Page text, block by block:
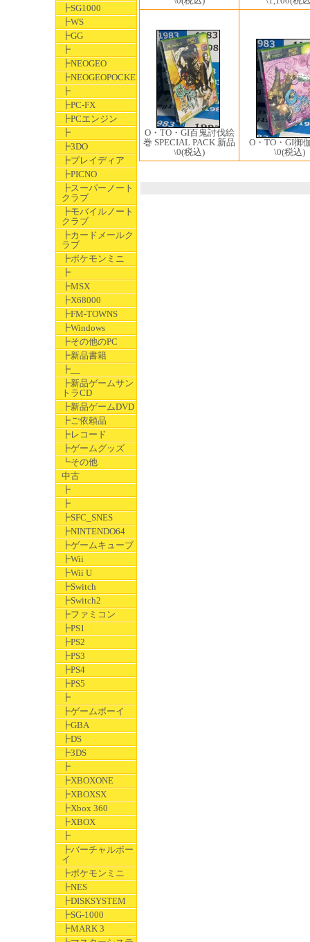
┣SG1000
┣WS
┣GG
┣
┣NEOGEO
┣NEOGEOPOCKET
┣
┣PC-FX
┣PCエンジン
┣
┣3DO
┣プレイディア
┣PICNO
┣スーパーノート
クラブ
┣モバイルノート
クラブ
┣カードメールク
ラブ
┣ポケモンミニ
┣
┣MSX
┣X68000
┣FM-TOWNS
┣Windows
┣その他のPC
┣新品書籍
┣__
┣新品ゲームサン
トラCD
┣新品ゲームDVD
┣ご依頼品
┣レコード
┣ゲームグッズ
┗その他
中古
┣
┣
┣SFC_SNES
┣NINTENDO64
┣ゲームキューブ
┣Wii
┣Wii U
┣Switch
┣Switch2
┣ファミコン
┣PS1
┣PS2
┣PS3
┣PS4
┣PS5
┣
┣ゲームボーイ
┣GBA
┣DS
┣3DS
┣
┣XBOXONE
┣XBOXSX
┣Xbox 360
┣XBOX
┣
┣バーチャルボー
イ
┣ポケモンミニ
┣NES
┣DISKSYSTEM
┣SG-1000
┣MARK 3
O・TO・GI百鬼討伐絵
巻 SPECIAL PACK 新品
\0(税込)
O・TO・GI御
\0(税込)